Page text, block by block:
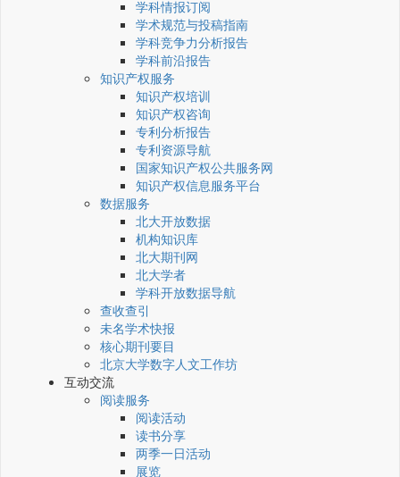
学科情报订阅
学术规范与投稿指南
学科竞争力分析报告
学科前沿报告
知识产权服务
知识产权培训
知识产权咨询
专利分析报告
专利资源导航
国家知识产权公共服务网
知识产权信息服务平台
数据服务
北大开放数据
机构知识库
北大期刊网
北大学者
学科开放数据导航
查收查引
未名学术快报
核心期刊要目
北京大学数字人文工作坊
互动交流
阅读服务
阅读活动
读书分享
两季一日活动
展览